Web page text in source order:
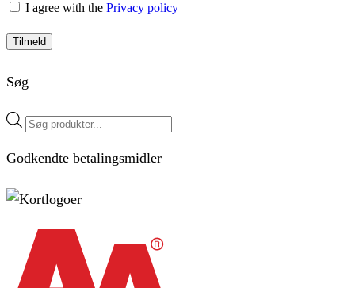
I agree with the Privacy policy
Tilmeld
Søg
Products
search
Godkendte betalingsmidler